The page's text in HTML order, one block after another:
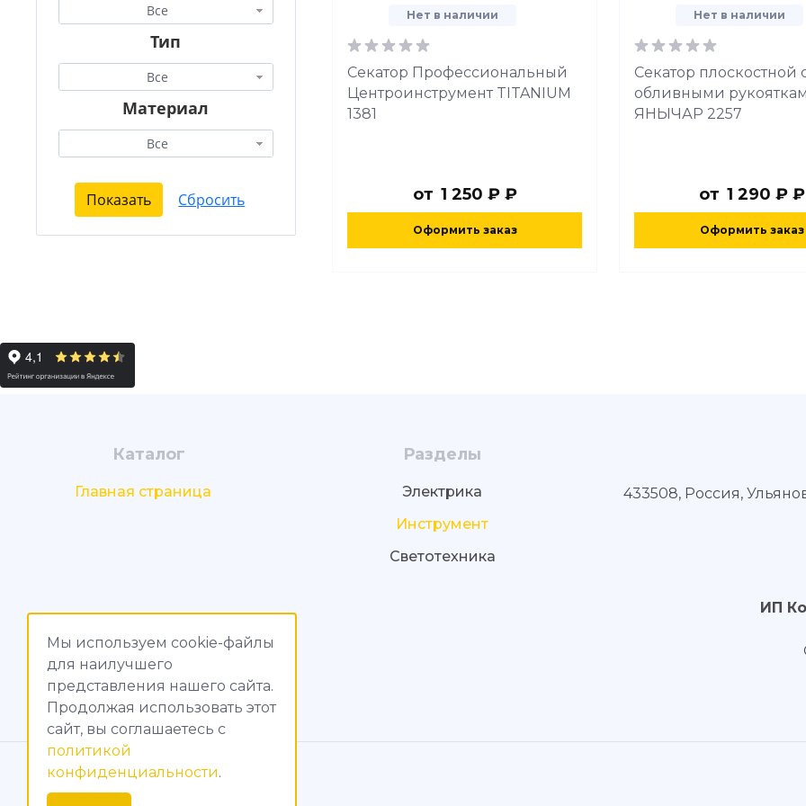
Мы используем cookie-файлы
для наилучшего
представления нашего сайта.
Продолжая использовать этот
сайт, вы соглашаетесь c
политикой
конфиденциальности.
Все
Тип
Все
Материал
Все
Нет в наличии
Секатор Профессиональный
Центроинструмент TITANIUM
1381
от 1 250 ₽ ₽
Оформить заказ
Нет в наличии
Секатор плоскостной
обливными
ЯНЫЧАР 2257
от 1 290 ₽ ₽
Оформить заказ
Каталог
Главная страница
Разделы
Электрика
Инструмент
Светотехника
433508, Россия,
ИП
© МагияТока, 2015 – 2026
Политика конфиденциальности